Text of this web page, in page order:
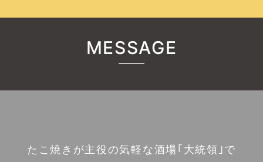
MESSAGE
たこ焼きが主役の気軽な酒場｢大統領｣で